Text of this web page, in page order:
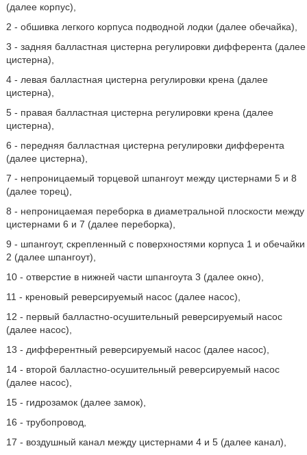
(далее корпус),
2 - обшивка легкого корпуса подводной лодки (далее обечайка),
3 - задняя балластная цистерна регулировки дифферента (далее
цистерна),
4 - левая балластная цистерна регулировки крена (далее
цистерна),
5 - правая балластная цистерна регулировки крена (далее
цистерна),
6 - передняя балластная цистерна регулировки дифферента
(далее цистерна),
7 - непроницаемый торцевой шпангоут между цистернами 5 и 8
(далее торец),
8 - непроницаемая переборка в диаметральной плоскости между
цистернами 6 и 7 (далее переборка),
9 - шпангоут, скрепленный с поверхностями корпуса 1 и обечайки
2 (далее шпангоут),
10 - отверстие в нижней части шпангоута 3 (далее окно),
11 - креновый реверсируемый насос (далее насос),
12 - первый балластно-осушительный реверсируемый насос
(далее насос),
13 - дифферентный реверсируемый насос (далее насос),
14 - второй балластно-осушительный реверсируемый насос
(далее насос),
15 - гидрозамок (далее замок),
16 - трубопровод,
17 - воздушный канал между цистернами 4 и 5 (далее канал),